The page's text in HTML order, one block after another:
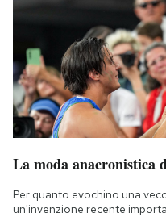
La moda anacronistica
Per quanto evochino una
un'invenzione recente